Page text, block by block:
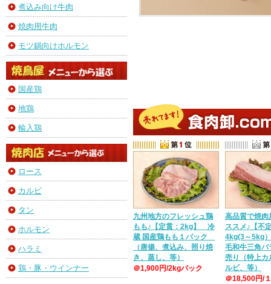
煮込み向け牛肉
焼肉用牛肉
モツ鍋向けホルモン
国産鶏
地鶏
輸入鶏
ロース
カルビ
タン
ホルモン
ハラミ
鶏・豚・ウインナー
九州地方のフレッシュ鶏
もも♪【定貫：2kg】 冷
蔵 国産鶏もも１パック
（唐揚、煮込み、照り焼
き、蒸し、等）
＠1,900円/2kgパック
高品質で焼肉
ススメ♪【不
4kg(3～5kg
毛和牛三角バ
売り（特上カ
ルビ、等）
＠18,500円/